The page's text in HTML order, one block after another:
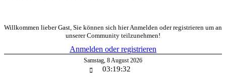
Willkommen lieber Gast, Sie können sich hier Anmelden oder registrieren um an
unserer Community teilzunehmen!
Anmelden oder registrieren
Samstag, 8August 2026
03:19:33